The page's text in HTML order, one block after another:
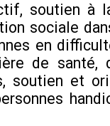
soutien à
sociale
en
de santé,
soutien et